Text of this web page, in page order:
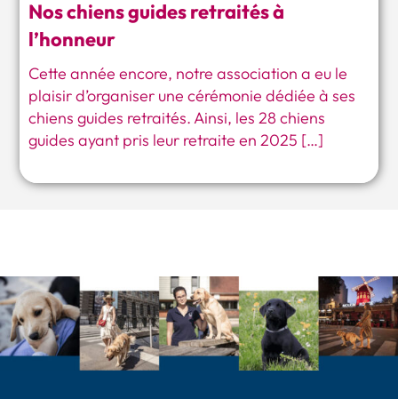
Nos chiens guides retraités à
l’honneur
Cette année encore, notre association a eu le
plaisir d’organiser une cérémonie dédiée à ses
chiens guides retraités. Ainsi, les 28 chiens
guides ayant pris leur retraite en 2025 […]